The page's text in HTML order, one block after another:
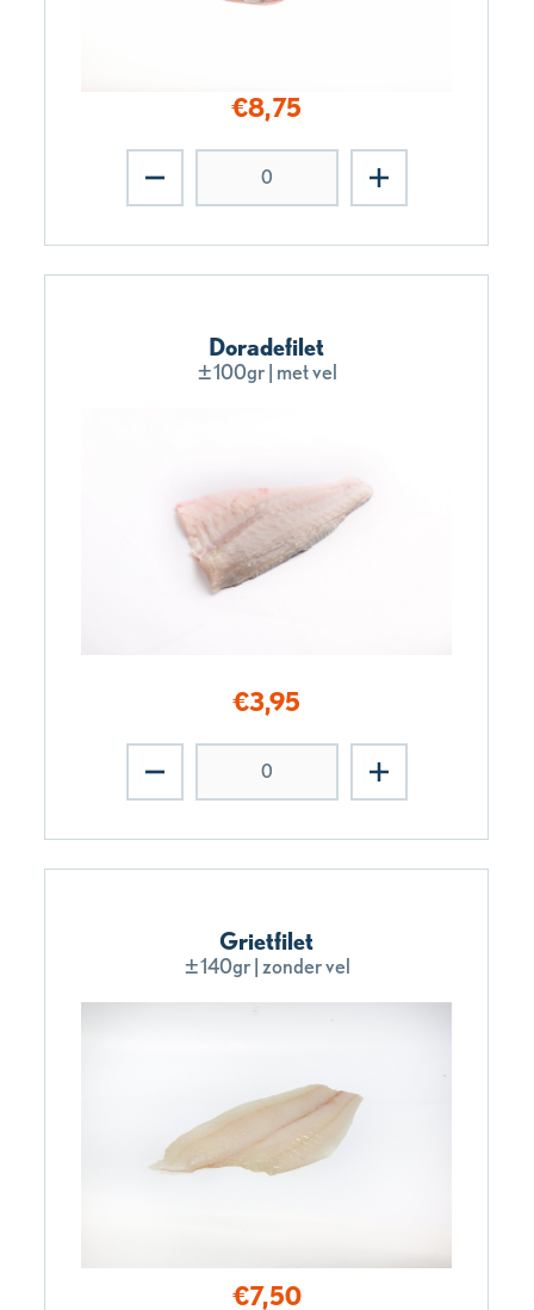
€8,75
Doradefilet
±100gr | met vel
€3,95
Grietfilet
±140gr | zonder vel
€7,50